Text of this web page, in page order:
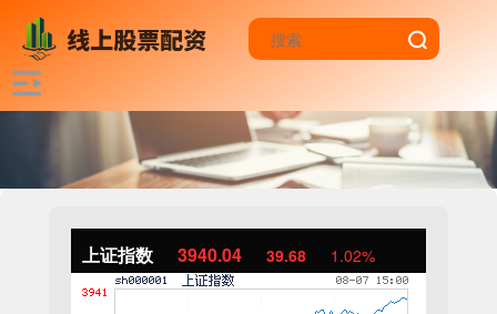
上证指数 3940.04 39.68 1.02%